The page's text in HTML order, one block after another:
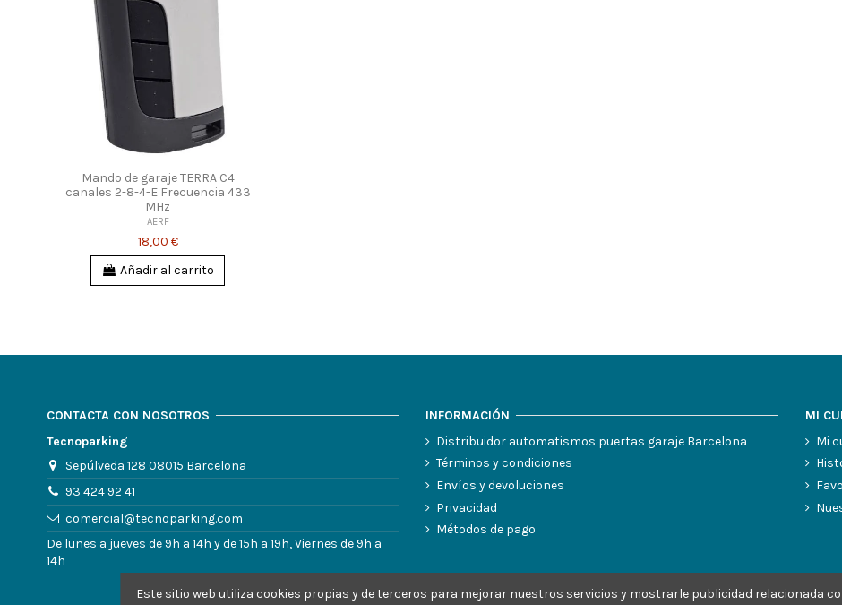
Mando de garaje TERRA C4
canales 2-8-4-E Frecuencia 433
MHz
AERF
18,00 €
Añadir al carrito
CONTACTA CON NOSOTROS
Tecnoparking
Sepúlveda 128 08015 Barcelona
93 424 92 41
comercial@tecnoparking.com
De lunes a jueves de 9h a 14h y de 15h a 19h, Viernes de 9h a
14h
INFORMACIÓN
Distribuidor automatismos puertas garaje Barcelona
Términos y condiciones
Envíos y devoluciones
Privacidad
Métodos de pago
MI
Mi
Este sitio web utiliza cookies propias y de terceros para mejorar nuestros servicios y mostrarle publicidad relacionada